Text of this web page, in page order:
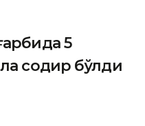
5
содир бўлди